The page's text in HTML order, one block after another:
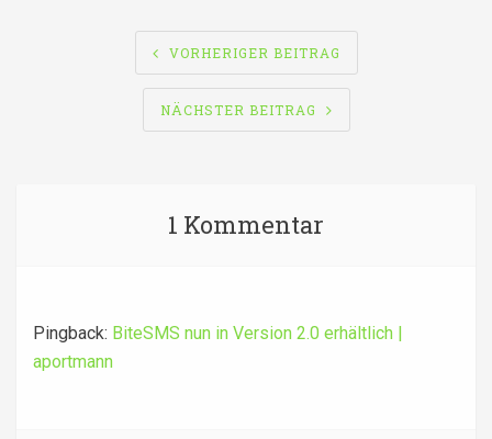
BEITRAGSNAVIGATION
VORHERIGER BEITRAG
NÄCHSTER BEITRAG
1 Kommentar
Pingback: BiteSMS nun in Version 2.0 erhältlich |
aportmann